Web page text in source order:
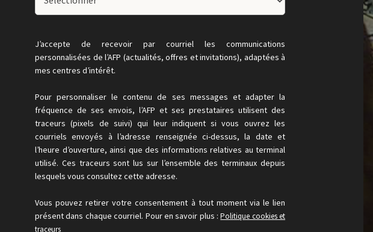
J’accepte de recevoir par courriel les communications
personnalisées de l’AFP (actualités, offres et invitations), adaptées à
mes centres d’intérêt.
Pour personnaliser le contenu de ses messages et adapter la
fréquence de ses envois, l’AFP et ses prestataires utilisent des
traceurs (pixels de suivi) qui leur indiquent si vous ouvrez les
courriels envoyés à l’adresse renseignée ci-dessus, la date et
l’heure d’ouverture, ainsi que des informations relatives au terminal
utilisé. Ces traceurs sont lus sur l’ensemble des terminaux depuis
lesquels vous consultez cette adresse.
Vous pouvez retirer votre consentement à tout moment via le lien
présent dans chaque courriel. Pour en savoir plus :Politique cookies et
traceurs